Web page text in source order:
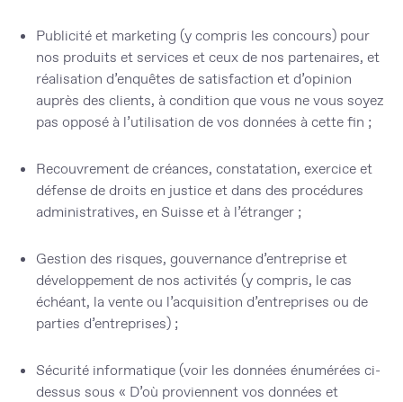
Publicité et marketing (y compris les concours) pour
nos produits et services et ceux de nos partenaires, et
réalisation d’enquêtes de satisfaction et d’opinion
auprès des clients, à condition que vous ne vous soyez
pas opposé à l’utilisation de vos données à cette fin ;
Recouvrement de créances, constatation, exercice et
défense de droits en justice et dans des procédures
administratives, en Suisse et à l’étranger ;
Gestion des risques, gouvernance d’entreprise et
développement de nos activités (y compris, le cas
échéant, la vente ou l’acquisition d’entreprises ou de
parties d’entreprises) ;
Sécurité informatique (voir les données énumérées ci-
dessus sous « D’où proviennent vos données et